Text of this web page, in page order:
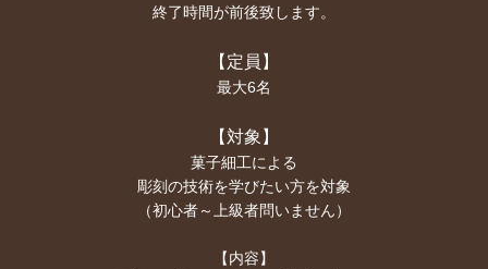
終了時間が前後致します。
【定員】
最大6名
【対象】
菓子細工による
彫刻の技術を学びたい方を対象
（初心者～上級者問いません）
【内容】